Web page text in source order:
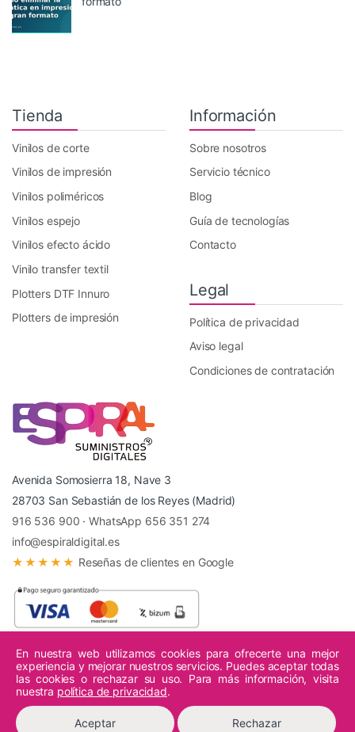
Tienda
Vinilos de corte
Vinilos de impresión
Vinilos poliméricos
Vinilos espejo
Vinilos efecto ácido
Vinilo transfer textil
Plotters DTF Innuro
Plotters de impresión
Información
Sobre nosotros
Servicio técnico
Blog
Guía de tecnologías
Contacto
Legal
Política de privacidad
Aviso legal
Condiciones de contratación
Avenida Somosierra 18, Nave 3
28703 San Sebastián de los Reyes (Madrid)
916 536 900 ·WhatsApp 656 351 274
info@espiraldigital.es
★★★★★ Reseñas de clientes en Google
© 2026 Espiral Digital - Todos los derechos reservados.
En nuestra web utilizamos cookies para ofrecerte una mejor
experiencia y mejorar nuestros servicios. Puedes aceptar todas
las cookies o rechazar su uso. Para más información, visita
nuestra política de privacidad.
Aceptar Rechazar